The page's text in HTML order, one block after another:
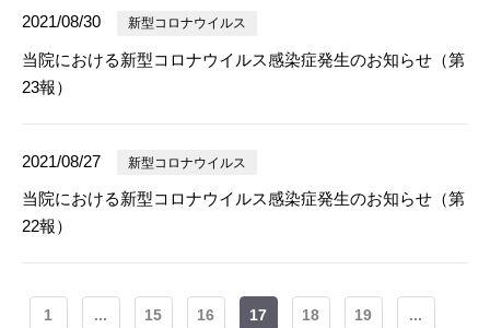
2021/08/30 新型コロナウイルス
当院における新型コロナウイルス感染症発生のお知らせ（第
23報）
2021/08/27 新型コロナウイルス
当院における新型コロナウイルス感染症発生のお知らせ（第
22報）
1 ... 15 16 17 18 19 ...